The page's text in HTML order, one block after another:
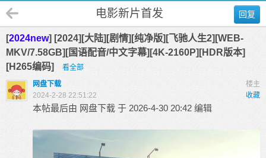
回复
电影新片首发
[2024new] [2024][大陆][剧情][纯净版][飞驰人生2][WEB-
MKV/7.58GB][国语配音/中文字幕][4K-2160P][HDR版本]
[H265编码]
看全部
楼主
网盘下载
收藏
2024-2-28 22:51:22
本帖最后由 网盘下载 于 2026-4-30 20:42 编辑